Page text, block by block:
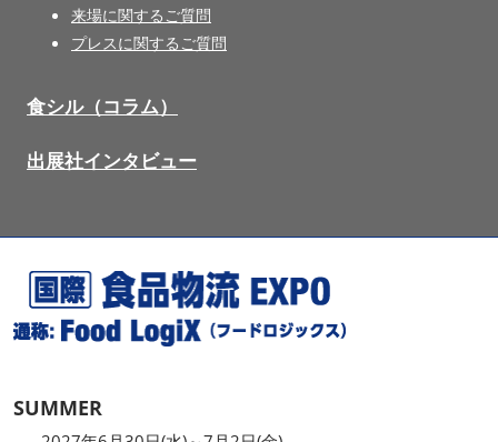
来場に関するご質問
プレスに関するご質問
食シル（コラム）
出展社インタビュー
SUMMER